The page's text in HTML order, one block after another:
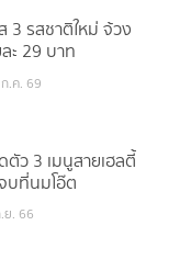
3 รสชาติใหม่ จ้วง
ะ 29 บาท
.ค. 69
ตัว 3 เมนูสายเฮลตี้
บที่นมโอ๊ต
ย. 66